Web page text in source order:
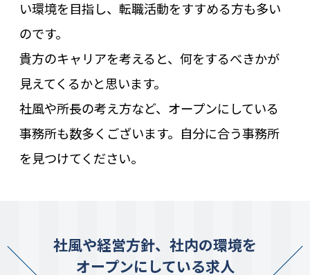
い環境を目指し、転職活動をすすめる方も多い
のです。
貴方のキャリアを考えると、何をするべきかが
見えてくるかと思います。
社風や所長の考え方など、オープンにしている
事務所も数多くございます。自分に合う事務所
を見つけてください。
社風や経営方針、社内の環境を
オープンにしている求人